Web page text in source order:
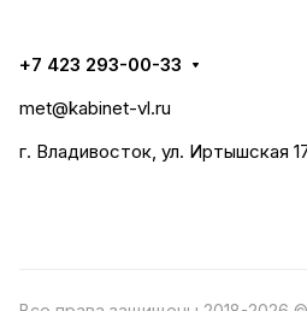
+7 423 293-00-33
met@kabinet-vl.ru
г. Владивосток, ул. Иртышская